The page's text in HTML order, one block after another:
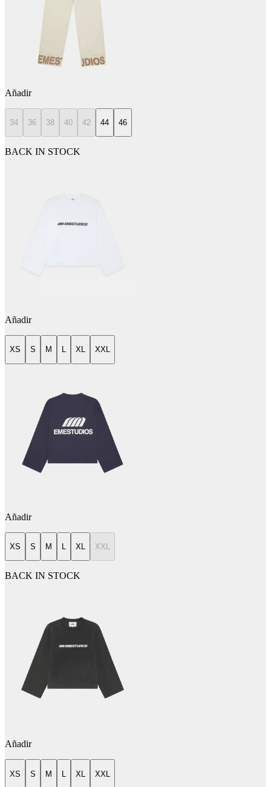
Añadir
34 36 38 40 42 44 46
BACK IN STOCK
Añadir
XS S M L XL XXL
Añadir
XS S M L XL XXL
BACK IN STOCK
Añadir
XS S M XL XXL